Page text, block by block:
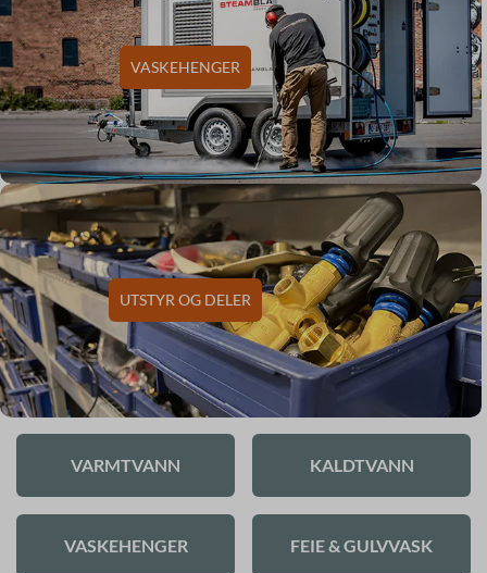
VASKEHENGER
UTSTYR OG DELER
VARMTVANN KALDTVANN
VASKEHENGER FEIE & GULVVASK